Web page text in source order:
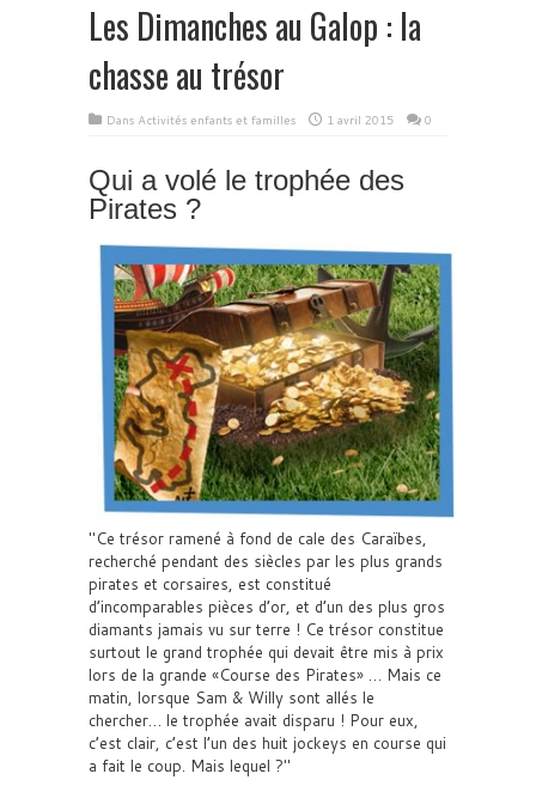
Les Dimanches au Galop : la
chasse au trésor
Dans Activités enfants et familles 1 avril 2015 0
Qui a volé le trophée des
Pirates ?
Ce trésor ramené à fond de cale des Caraïbes,
recherché pendant des siècles par les plus grands
pirates et corsaires, est constitué
d’incomparables pièces d’or, et d’un des plus gros
diamants jamais vu sur terre ! Ce trésor constitue
surtout le grand trophée qui devait être mis à prix
lors de la grande «Course des Pirates» … Mais ce
matin, lorsque Sam & Willy sont allés le
chercher… le trophée avait disparu ! Pour eux,
c’est clair, c’est l’un des huit jockeys en course qui
a fait le coup. Mais lequel ?